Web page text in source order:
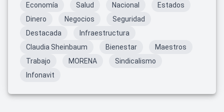
Economía Salud Nacional
Estados
Dinero
Negocios
Seguridad
Destacada
Infraestructura
Claudia Sheinbaum
Bienestar
Maestros
Trabajo
MORENA
Sindicalismo
Infonavit